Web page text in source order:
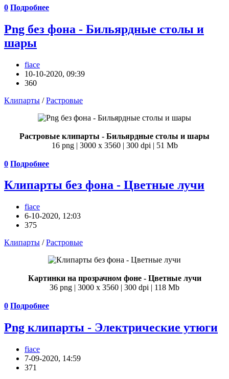
0 Подробнее
Png без фона - Бильярдные столы и
шары
fiace
10-10-2020, 09:39
360
Клипарты /Растровые
Растровые клипарты - Бильярдные столы и шары
16 png | 3000 х 3560 | 300 dpi | 51 Mb
0 Подробнее
Клипарты без фона - Цветные лучи
fiace
6-10-2020, 12:03
375
Клипарты /Растровые
Картинки на прозрачном фоне - Цветные лучи
36 png | 3000 х 3560 | 300 dpi | 118 Mb
0 Подробнее
Png клипарты - Электрические утюги
fiace
7-09-2020, 14:59
371